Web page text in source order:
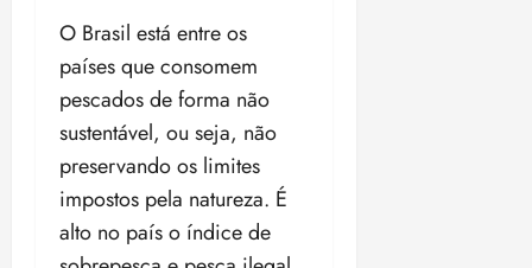
O Brasil está entre os
países que consomem
pescados de forma não
sustentável, ou seja, não
preservando os limites
impostos pela natureza. É
alto no país o índice de